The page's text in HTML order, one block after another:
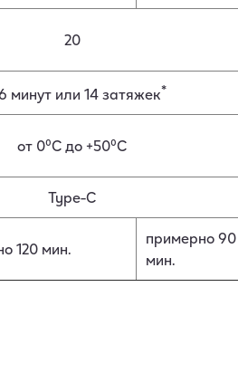
20
минут или 14 затяжек*
от 0⁰C до +50⁰C
Type-C
120 мин.
примерно 90
мин.